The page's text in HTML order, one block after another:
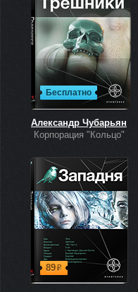
Бесплатно
Александр Чубарьян
Корпорация "Кольцо"
89р